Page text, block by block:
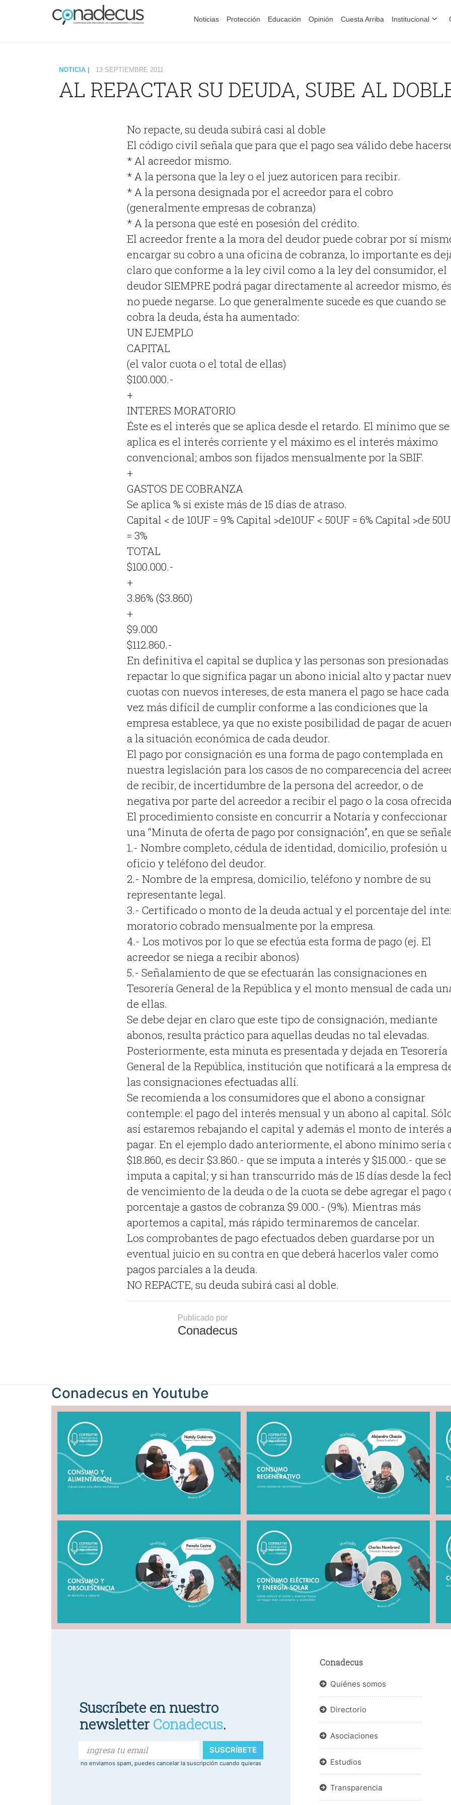
Noticias Protección Educación Opinión Cuesta Arriba Institucional
NOTICIA | 13 SEPTIEMBRE 2011
AL REPACTAR SU DEUDA, SUBE AL
No repacte, su deuda subirá casi al doble
El código civil señala que para que el pago sea válido debe
* Al acreedor mismo.
* A la persona que la ley o el juez autoricen para recibir.
* A la persona designada por el acreedor para el cobro
(generalmente empresas de cobranza)
* A la persona que esté en posesión del crédito.
El acreedor frente a la mora del deudor puede cobrar por sí
encargar su cobro a una oficina de cobranza, lo importante es
claro que conforme a la ley civil como a la ley del consumidor, el
deudor SIEMPRE podrá pagar directamente al acreedor mismo,
no puede negarse. Lo que generalmente sucede es que cuando se
cobra la deuda, ésta ha aumentado:
UN EJEMPLO
CAPITAL
(el valor cuota o el total de ellas)
$100.000.-
+
INTERES MORATORIO
Éste es el interés que se aplica desde el retardo. El mínimo que se
aplica es el interés corriente y el máximo es el interés máximo
convencional; ambos son fijados mensualmente por la SBIF.
+
GASTOS DE COBRANZA
Se aplica % si existe más de 15 días de atraso.
Capital < de 10UF = 9% Capital >de10UF < 50UF = 6% Capital >de
= 3%
TOTAL
$100.000.-
+
3.86% ($3.860)
+
$9.000
$112.860.-
En definitiva el capital se duplica y las personas son presionadas
repactar lo que significa pagar un abono inicial alto y pactar
cuotas con nuevos intereses, de esta manera el pago se hace cada
vez más difícil de cumplir conforme a las condiciones que la
empresa establece, ya que no existe posibilidad de pagar de
a la situación económica de cada deudor.
El pago por consignación es una forma de pago contemplada en
nuestra legislación para los casos de no comparecencia del
de recibir, de incertidumbre de la persona del acreedor, o de
negativa por parte del acreedor a recibir el pago o la cosa
El procedimiento consiste en concurrir a Notaría y confeccionar
una “Minuta de oferta de pago por consignación”, en que se
1.- Nombre completo, cédula de identidad, domicilio, profesión u
oficio y teléfono del deudor.
2.- Nombre de la empresa, domicilio, teléfono y nombre de su
representante legal.
3.- Certificado o monto de la deuda actual y el porcentaje del
moratorio cobrado mensualmente por la empresa.
4.- Los motivos por lo que se efectúa esta forma de pago (ej. El
acreedor se niega a recibir abonos)
5.- Señalamiento de que se efectuarán las consignaciones en
Tesorería General de la República y el monto mensual de cada
de ellas.
Se debe dejar en claro que este tipo de consignación, mediante
abonos, resulta práctico para aquellas deudas no tal elevadas.
Posteriormente, esta minuta es presentada y dejada en Tesorería
General de la República, institución que notificará a la empresa
las consignaciones efectuadas allí.
Se recomienda a los consumidores que el abono a consignar
contemple: el pago del interés mensual y un abono al capital.
así estaremos rebajando el capital y además el monto de interés
pagar. En el ejemplo dado anteriormente, el abono mínimo sería
$18.860, es decir $3.860.- que se imputa a interés y $15.000.- que se
imputa a capital; y si han transcurrido más de 15 días desde la
de vencimiento de la deuda o de la cuota se debe agregar el pago
porcentaje a gastos de cobranza $9.000.- (9%). Mientras más
aportemos a capital, más rápido terminaremos de cancelar.
Los comprobantes de pago efectuados deben guardarse por un
eventual juicio en su contra en que deberá hacerlos valer como
pagos parciales a la deuda.
NO REPACTE, su deuda subirá casi al doble.
Publicado por
Conadecus
Conadecus en Youtube
Suscríbete en nuestro
newsletterConadecus.
SUSCRÍBETE
no enviamos spam, puedes cancelar la suscripción cuando quieras
Conadecus
Quiénes somos
Directorio
Asociaciones
Estudios
Transparencia